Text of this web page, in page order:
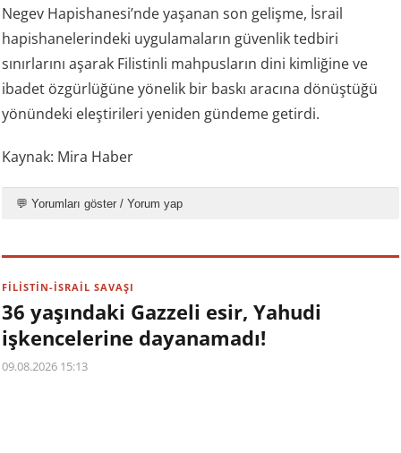
Negev Hapishanesi’nde yaşanan son gelişme, İsrail
hapishanelerindeki uygulamaların güvenlik tedbiri
sınırlarını aşarak Filistinli mahpusların dini kimliğine ve
ibadet özgürlüğüne yönelik bir baskı aracına dönüştüğü
yönündeki eleştirileri yeniden gündeme getirdi.
Kaynak: Mira Haber
💬 Yorumları göster / Yorum yap
FİLİSTİN-İSRAİL SAVAŞI
36 yaşındaki Gazzeli esir, Yahudi
işkencelerine dayanamadı!
09.08.2026 15:13